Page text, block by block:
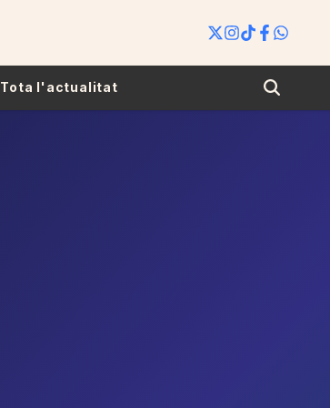
Tota l'actualitat Search